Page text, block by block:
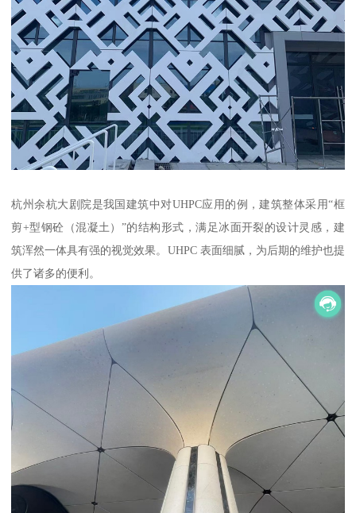
杭州余杭大剧院是我国建筑中对UHPC应用的例，建筑整体采用“框
剪+型钢砼（混凝土）”的结构形式，满足冰面开裂的设计灵感，建
筑浑然一体具有强的视觉效果。UHPC 表面细腻，为后期的维护也提
供了诸多的便利。